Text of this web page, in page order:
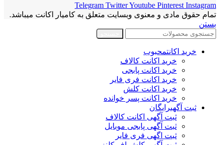
Telegram TwitterYoutube Pinterest Instagram
تمام حقوق مادی و معنوی وبسایت متعلق به کامیار اکانت میباشد.
بستن
خرید اکانتمحبوب
خرید اکانت کالاف
خرید اکانت پابجی
خرید اکانت فری فایر
خرید اکانت کلش
خرید اکانت پسر خوانده
ثبت آگهیرایگان
ثبت آگهی اکانت کالاف
ثبت آگهی پابجی موبایل
ثبت اگهی فری فایر